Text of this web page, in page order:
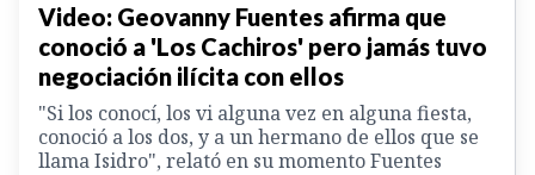
Video: Geovanny Fuentes afirma que
conoció a 'Los Cachiros' pero jamás tuvo
negociación ilícita con ellos
"Si los conocí, los vi alguna vez en alguna fiesta,
conoció a los dos, y a un hermano de ellos que se
llama Isidro", relató en su momento Fuentes